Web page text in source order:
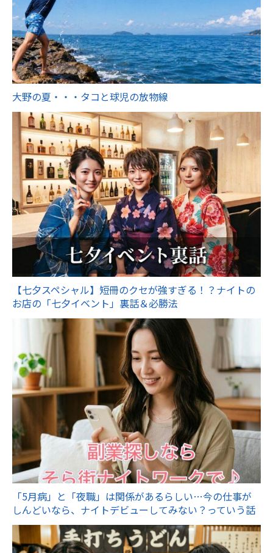
大野の夏・・・タコと球児の放物線
【七夕スペシャル】短冊のクセが強すぎる！？ナイトの
お店の「七夕イベント」裏話＆必勝法
「5月病」と「夜職」は関係があるらしい…今の仕事が
しんどいなら、ナイトデビューしてみない？っていう話